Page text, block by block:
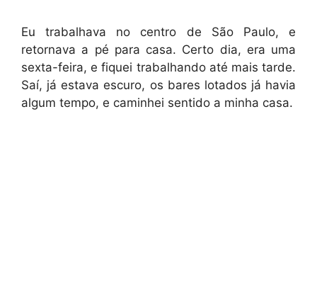
Eu trabalhava no centro de São Paulo, e
retornava a pé para casa. Certo dia, era uma
sexta-feira, e fiquei trabalhando até mais tarde.
Saí, já estava escuro, os bares lotados já havia
algum tempo, e caminhei sentido a minha casa.